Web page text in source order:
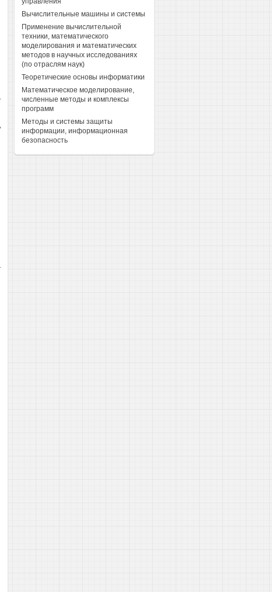
Вычислительные машины и системы
Применение вычислительной
техники, математического
моделирования и математических
методов в научных исследованиях
(по отраслям наук)
Теоретические основы информатики
Математическое моделирование,
численные методы и комплексы
программ
Методы и системы защиты
информации, информационная
безопасность